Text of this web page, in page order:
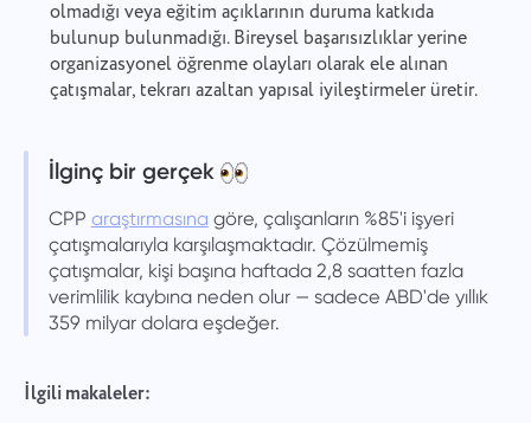
olmadığı veya eğitim açıklarının duruma katkıda
bulunup bulunmadığı. Bireysel başarısızlıklar yerine
organizasyonel öğrenme olayları olarak ele alınan
çatışmalar, tekrarı azaltan yapısal iyileştirmeler üretir.
İlginç bir gerçek
CPP araştırmasına göre, çalışanların %85'i işyeri
çatışmalarıyla karşılaşmaktadır. Çözülmemiş
çatışmalar, kişi başına haftada 2,8 saatten fazla
verimlilik kaybına neden olur — sadece ABD'de yıllık
359 milyar dolara eşdeğer.
İlgili makaleler: